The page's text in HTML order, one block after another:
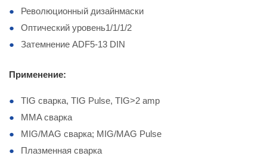
Революционный дизайнмаски
Оптический уровень1/1/1/2
Затемнение ADF5-13 DIN
Применение:
TIG сварка, TIG Pulse, TIG>2 amp
MMA сварка
MIG/MAG сварка; MIG/MAG Pulse
Плазменная сварка